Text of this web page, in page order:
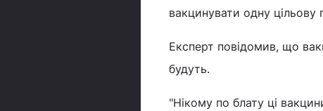
вакцинувати одну цільову
Експерт повідомив, що
будуть.
"Нікому по блату ці